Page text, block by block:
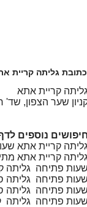
כתובת גליתה קריית
קריית אתא
שער הצפון, שד'
נוספים
קריית אתא
קריית אתא
פתיחה גליתה
פתיחה גליתה
פתיחה גליתה
פתיחה גליתה